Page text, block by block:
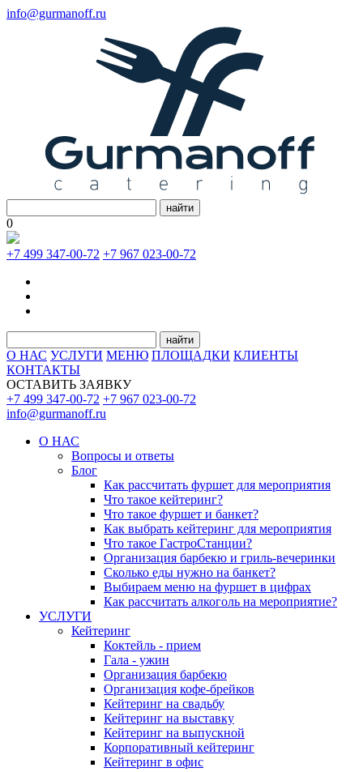
info@gurmanoff.ru
найти
0
+7 499 347-00-72 +7 967 023-00-72
найти
О НАС УСЛУГИ МЕНЮ ПЛОЩАДКИ КЛИЕНТЫ
КОНТАКТЫ
ОСТАВИТЬ ЗАЯВКУ
+7 499 347-00-72 +7 967 023-00-72
info@gurmanoff.ru
О НАС
Вопросы и ответы
Блог
Как рассчитать фуршет для мероприятия
Что такое кейтеринг?
Что такое фуршет и банкет?
Как выбрать кейтеринг для мероприятия
Что такое ГастроСтанции?
Организация барбекю и гриль-вечеринки
Сколько еды нужно на банкет?
Выбираем меню на фуршет в цифрах
Как рассчитать алкоголь на мероприятие?
УСЛУГИ
Кейтеринг
Коктейль - прием
Гала - ужин
Организация барбекю
Организация кофе-брейков
Кейтеринг на свадьбу
Кейтеринг на выставку
Кейтеринг на выпускной
Корпоративный кейтеринг
Кейтеринг в офис